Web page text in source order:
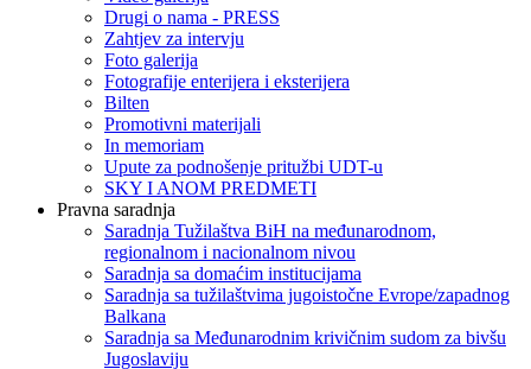
Drugi o nama - PRESS
Zahtjev za intervju
Foto galerija
Fotografije enterijera i eksterijera
Bilten
Promotivni materijali
In memoriam
Upute za podnošenje pritužbi UDT-u
SKY I ANOM PREDMETI
Pravna saradnja
Saradnja Tužilaštva BiH na međunarodnom,
regionalnom i nacionalnom nivou
Saradnja sa domaćim institucijama
Saradnja sa tužilaštvima jugoistočne Evrope/zapadnog
Balkana
Saradnja sa Međunarodnim krivičnim sudom za bivšu
Jugoslaviju